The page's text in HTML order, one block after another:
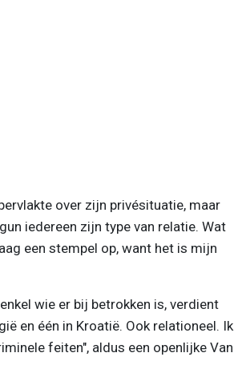
over zijn privésituatie, maar
iedereen zijn type van relatie. Wat
een stempel op, want het is mijn
wie er bij betrokken is, verdient
en één in Kroatië. Ook relationeel. Ik
feiten", aldus een openlijke Van